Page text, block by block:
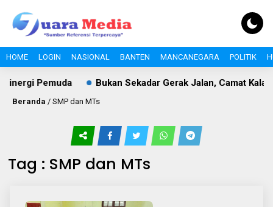
HOME LOGIN NASIONAL BANTEN MANCANEGARA POLITIK
Pemuda Bukan Sekadar Gerak Jalan, Camat
Beranda / SMP dan MTs
Tag : SMP dan MTs